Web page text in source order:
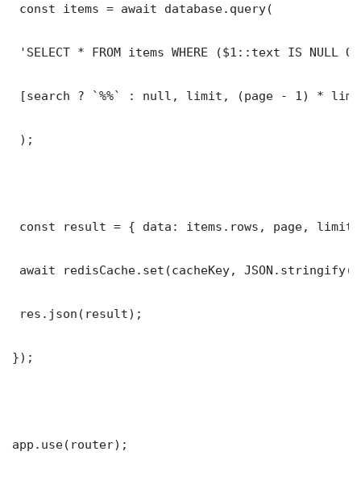
const items = await database.query(
'SELECT * FROM items WHERE ($1::text IS NULL
[search ? `%%` : null, limit, (page - 1) *
);
const result = { data: items.rows, page,
await redisCache.set(cacheKey,
res.json(result);
});
app.use(router);